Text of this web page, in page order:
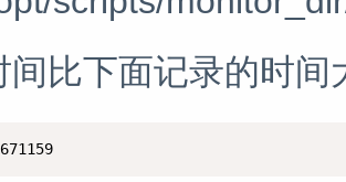
间比下面记录的时